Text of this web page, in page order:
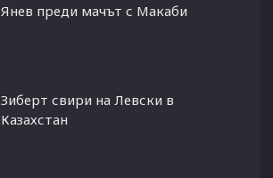
Янев преди мачът с Макаби
Зиберт свири на Левски в
Казахстан